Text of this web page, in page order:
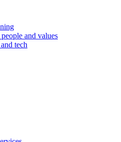
and values
tech